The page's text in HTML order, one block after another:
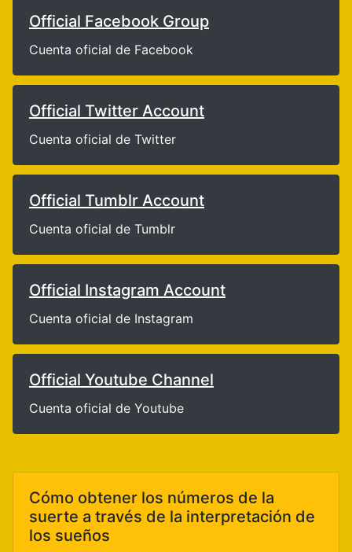
Official Facebook Group
Cuenta oficial de Facebook
Official Twitter Account
Cuenta oficial de Twitter
Official Tumblr Account
Cuenta oficial de Tumblr
Official Instagram Account
Cuenta oficial de Instagram
Official Youtube Channel
Cuenta oficial de Youtube
Cómo obtener los números de la
suerte a través de la interpretación de
los sueños